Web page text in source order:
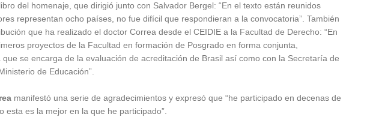
del homenaje, que dirigió junto con Salvador Bergel: “En el texto están reunidos
representan ocho países, no fue difícil que respondieran a la convocatoria”. También
que ha realizado el doctor Correa desde el CEIDIE a la Facultad de Derecho: “En
proyectos de la Facultad en formación de Posgrado en forma conjunta,
se encarga de la evaluación de acreditación de Brasil así como con la Secretaría de
de Educación”.
manifestó una serie de agradecimientos y expresó que “he participado en decenas de
esta es la mejor en la que he participado”.